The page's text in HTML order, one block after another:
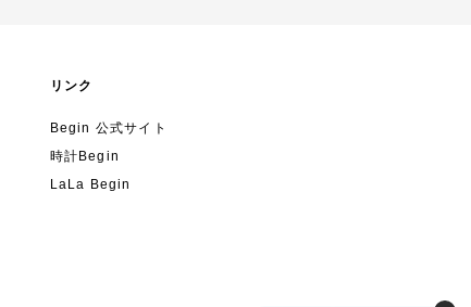
リンク
Begin 公式サイト
時計Begin
LaLa Begin